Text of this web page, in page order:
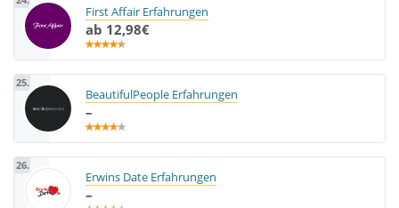
First Affair Erfahrungen
ab 12,98€
25.
BeautifulPeople Erfahrungen
–
26.
Erwins Date Erfahrungen
–